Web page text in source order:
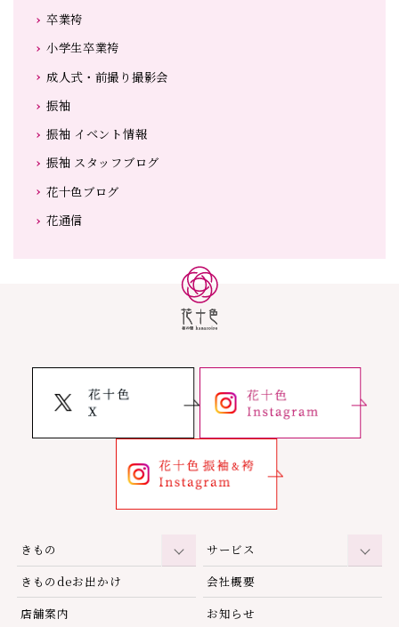
卒業袴
小学生卒業袴
成人式・前撮り撮影会
振袖
振袖 イベント情報
振袖 スタッフブログ
花十色ブログ
花通信
きもの
サービス
きものdeお出かけ
会社概要
店舗案内
お知らせ